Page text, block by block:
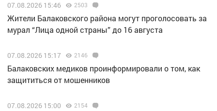
07.08.2026 15:46 2503
Жители Балаковского района могут проголосовать за
мурал “Лица одной страны” до 16 августа
07.08.2026 15:17 2146
Балаковских медиков проинформировали о том, как
защититься от мошенников
07.08.2026 15:00 2154